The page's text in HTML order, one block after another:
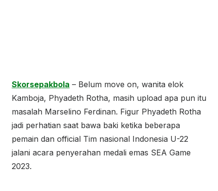
Skorsepakbola – Belum move on, wanita elok
Kamboja, Phyadeth Rotha, masih upload apa pun itu
masalah Marselino Ferdinan. Figur Phyadeth Rotha
jadi perhatian saat bawa baki ketika beberapa
pemain dan official Tim nasional Indonesia U-22
jalani acara penyerahan medali emas SEA Game
2023.